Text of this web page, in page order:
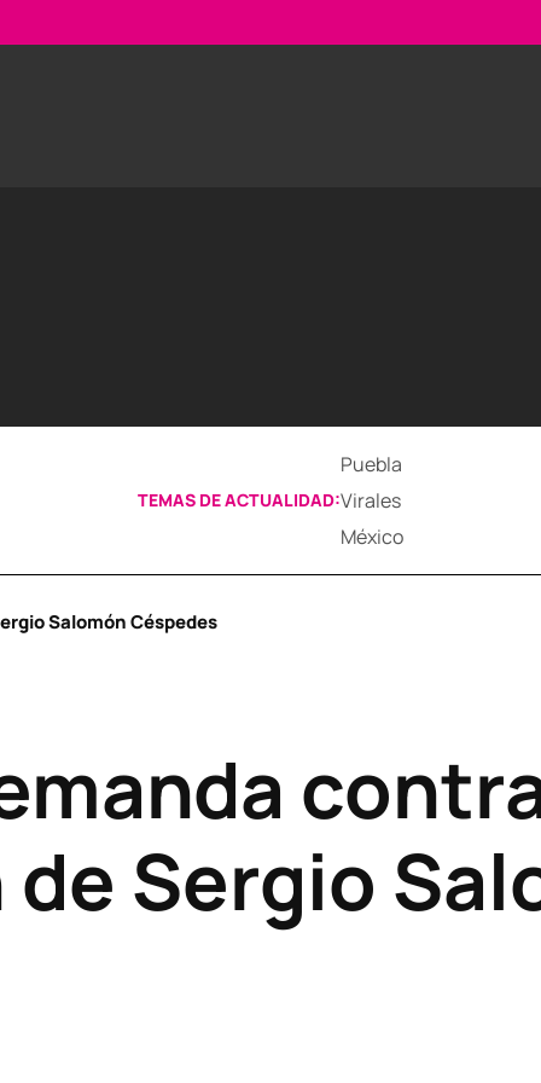
TEMAS DE ACTUALIDAD:
Puebla
Virales
México
Salomón Céspedes
Sergio